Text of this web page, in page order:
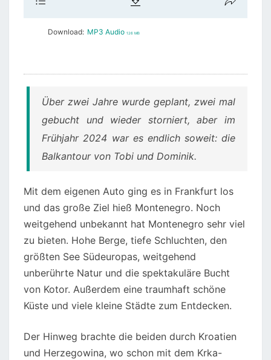
Download: MP3 Audio 126 MB
Über zwei Jahre wurde geplant, zwei mal
gebucht und wieder storniert, aber im
Frühjahr 2024 war es endlich soweit: die
Balkantour von Tobi und Dominik.
Mit dem eigenen Auto ging es in Frankfurt los
und das große Ziel hieß Montenegro. Noch
weitgehend unbekannt hat Montenegro sehr viel
zu bieten. Hohe Berge, tiefe Schluchten, den
größten See Südeuropas, weitgehend
unberührte Natur und die spektakuläre Bucht
von Kotor. Außerdem eine traumhaft schöne
Küste und viele kleine Städte zum Entdecken.
Der Hinweg brachte die beiden durch Kroatien
und Herzegowina, wo schon mit dem Krka-